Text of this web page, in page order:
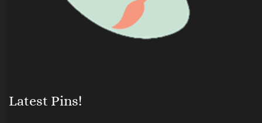
Latest Pins!